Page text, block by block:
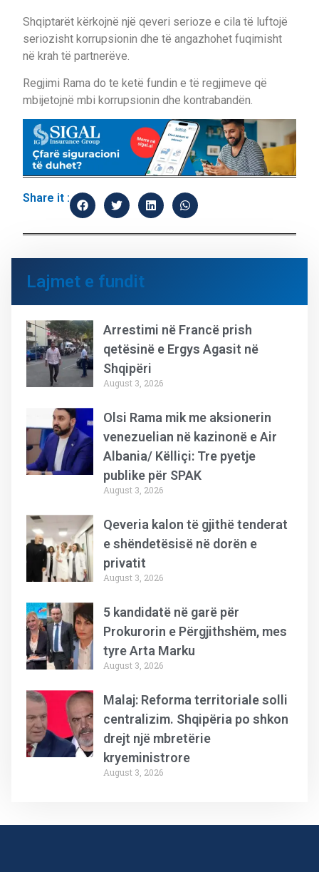
Shqiptarët kërkojnë një qeveri serioze e cila të luftojë
seriozisht korrupsionin dhe të angazhohet fuqimisht
në krah të partnerëve.
Regjimi Rama do te ketë fundin e të regjimeve që
mbijetojnë mbi korrupsionin dhe kontrabandën.
Share it :
Lajmet e fundit
Arrestimi në Francë prish
qetësinë e Ergys Agasit në
Shqipëri
August 3, 2026
Olsi Rama mik me aksionerin
venezuelian në kazinonë e Air
Albania/ Këlliçi: Tre pyetje
publike për SPAK
August 3, 2026
Qeveria kalon të gjithë tenderat
e shëndetësisë në dorën e
privatit
August 3, 2026
5 kandidatë në garë për
Prokurorin e Përgjithshëm, mes
tyre Arta Marku
August 3, 2026
Malaj: Reforma territoriale solli
centralizim. Shqipëria po shkon
drejt një mbretërie
kryeministrore
August 3, 2026